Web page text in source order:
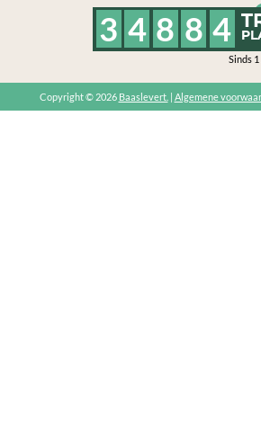
3 4 8 8 4
Sinds
Copyright © 2026 Baaslevert. | Algemene